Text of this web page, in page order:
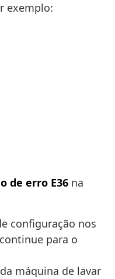
exemplo:
de erro E36 na
configuração nos
para o
máquina de lavar